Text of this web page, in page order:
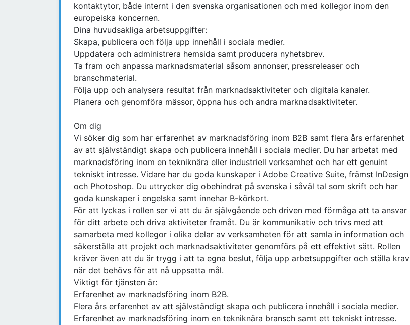
kontaktytor, både internt i den svenska organisationen och med kollegor inom den
europeiska koncernen.
Dina huvudsakliga arbetsuppgifter:
Skapa, publicera och följa upp innehåll i sociala medier.
Uppdatera och administrera hemsida samt producera nyhetsbrev.
Ta fram och anpassa marknadsmaterial såsom annonser, pressreleaser och
branschmaterial.
Följa upp och analysera resultat från marknadsaktiviteter och digitala kanaler.
Planera och genomföra mässor, öppna hus och andra marknadsaktiviteter.
Om dig
Vi söker dig som har erfarenhet av marknadsföring inom B2B samt flera års erfarenhet
av att självständigt skapa och publicera innehåll i sociala medier. Du har arbetat med
marknadsföring inom en tekniknära eller industriell verksamhet och har ett genuint
tekniskt intresse. Vidare har du goda kunskaper i Adobe Creative Suite, främst InDesign
och Photoshop. Du uttrycker dig obehindrat på svenska i såväl tal som skrift och har
goda kunskaper i engelska samt innehar B-körkort.
För att lyckas i rollen ser vi att du är självgående och driven med förmåga att ta ansvar
för ditt arbete och driva aktiviteter framåt. Du är kommunikativ och trivs med att
samarbeta med kollegor i olika delar av verksamheten för att samla in information och
säkerställa att projekt och marknadsaktiviteter genomförs på ett effektivt sätt. Rollen
kräver även att du är trygg i att ta egna beslut, följa upp arbetsuppgifter och ställa krav
när det behövs för att nå uppsatta mål.
Viktigt för tjänsten är:
Erfarenhet av marknadsföring inom B2B.
Flera års erfarenhet av att självständigt skapa och publicera innehåll i sociala medier.
Erfarenhet av marknadsföring inom en tekniknära bransch samt ett tekniskt intresse.